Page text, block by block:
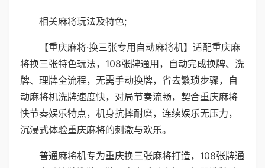
相关麻将玩法及特色;
【重庆麻将·换三张专用自动麻将机】适配重庆麻
将换三张特色玩法，108张牌通用，自动完成换牌、洗
牌、理牌全流程，无需手动换牌，省去繁琐步骤，自
动麻将机洗牌速度快，对局节奏流畅，契合重庆麻将
快节奏娱乐特点，机身抗摔耐磨，连续娱乐无压力，
沉浸式体验重庆麻将的刺激与欢乐。
普通麻将机专为重庆换三张麻将打造，108张牌通